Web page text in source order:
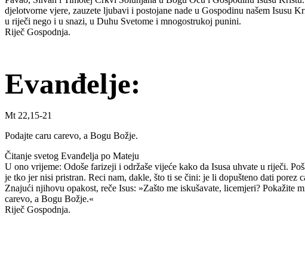
djelotvorne vjere, zauzete ljubavi i postojane nade u Gospodinu našem Isusu
u riječi nego i u snazi, u Duhu Svetome i mnogostrukoj punini.
Riječ Gospodnja.
Evanđelje:
Mt 22,15-21
Podajte caru carevo, a Bogu Božje.
Čitanje svetog Evanđelja po Mateju
U ono vrijeme: Odoše farizeji i održaše vijeće kako da Isusa uhvate u riječi.
je tko jer nisi pristran. Reci nam, dakle, što ti se čini: je li dopušteno dati porez
Znajući njihovu opakost, reče Isus: »Zašto me iskušavate, licemjeri?
carevo, a Bogu Božje.«
Riječ Gospodnja.